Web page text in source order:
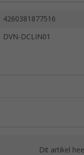
4260381877516
DVN-DCLIN01
Dit artikel